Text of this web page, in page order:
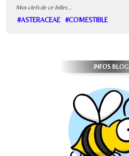
Mot-clefs de ce billet...
#ASTERACEAE #COMESTIBLE
INFOS BLOG